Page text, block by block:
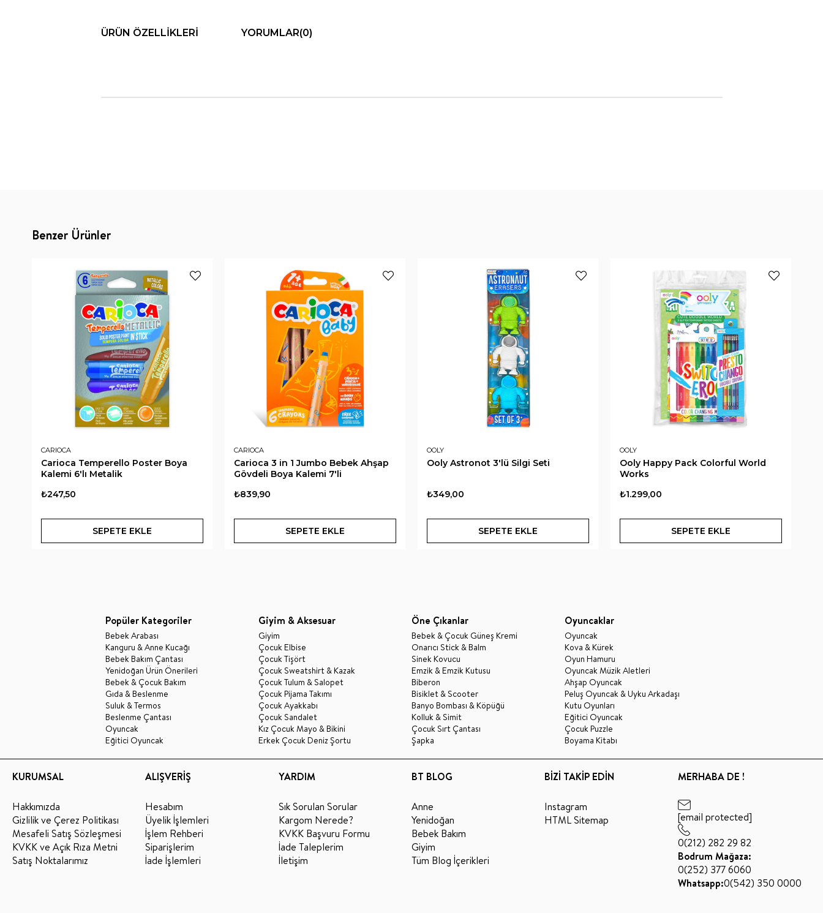
ÜRÜN ÖZELLIKLERI YORUMLAR(0)
Benzer Ürünler
CARIOCA
Carioca Temperello Poster Boya
Kalemi 6'lı Metalik
₺247,50
SEPETE EKLE
CARIOCA
Carioca 3 in 1 Jumbo Bebek Ahşap
Gövdeli Boya Kalemi 7'li
₺839,90
SEPETE EKLE
OOLY
Ooly Astronot 3'lü Silgi Seti
₺349,00
SEPETE EKLE
OOLY
Ooly Happy Pack Colorful World
Works
₺1.299,00
SEPETE EKLE
Popüler Kategoriler
Bebek Arabası
Kanguru & Anne Kucağı
Bebek Bakım Çantası
Yenidoğan Ürün Önerileri
Bebek & Çocuk Bakım
Gıda & Beslenme
Suluk & Termos
Beslenme Çantası
Oyuncak
Eğitici Oyuncak
Giyim & Aksesuar
Giyim
Çocuk Elbise
Çocuk Tişört
Çocuk Sweatshirt & Kazak
Çocuk Tulum & Salopet
Çocuk Pijama Takımı
Çocuk Ayakkabı
Çocuk Sandalet
Kız Çocuk Mayo & Bikini
Erkek Çocuk Deniz Şortu
Öne Çıkanlar
Bebek & Çocuk Güneş Kremi
Onarıcı Stick & Balm
Sinek Kovucu
Emzik & Emzik Kutusu
Biberon
Bisiklet & Scooter
Banyo Bombası & Köpüğü
Kolluk & Simit
Çocuk Sırt Çantası
Şapka
Oyuncaklar
Oyuncak
Kova & Kürek
Oyun Hamuru
Oyuncak Müzik Aletleri
Ahşap Oyuncak
Peluş Oyuncak & Uyku Arkadaşı
Kutu Oyunları
Eğitici Oyuncak
Çocuk Puzzle
Boyama Kitabı
KURUMSAL
Hakkımızda
Gizlilik ve Çerez Politikası
Mesafeli Satış Sözleşmesi
KVKK ve Açık Rıza Metni
Satış Noktalarımız
ALIŞVERİŞ
Hesabım
Üyelik İşlemleri
İşlem Rehberi
Siparişlerim
İade İşlemleri
YARDIM
Sık Sorulan Sorular
Kargom Nerede?
KVKK Başvuru Formu
İade Taleplerim
İletişim
BT BLOG
Anne
Yenidoğan
Bebek Bakım
Giyim
Tüm Blog İçerikleri
BİZİ TAKİP EDİN
Instagram
HTML Sitemap
MERHABA DE !
[email protected]
0(212) 282 29 82
Bodrum Mağaza:
0(252) 377 6060
Whatsapp:0(542) 350 0000